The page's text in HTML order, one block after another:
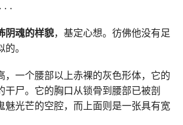
. .
阴魂的样貌，基定心想。彷佛他没有足
。
，一个腰部以上赤裸的灰色形体，它的
干尸。它的胸口从锁骨到腰部已被剖
魅光芒的空腔，而上面则是一张具有宽